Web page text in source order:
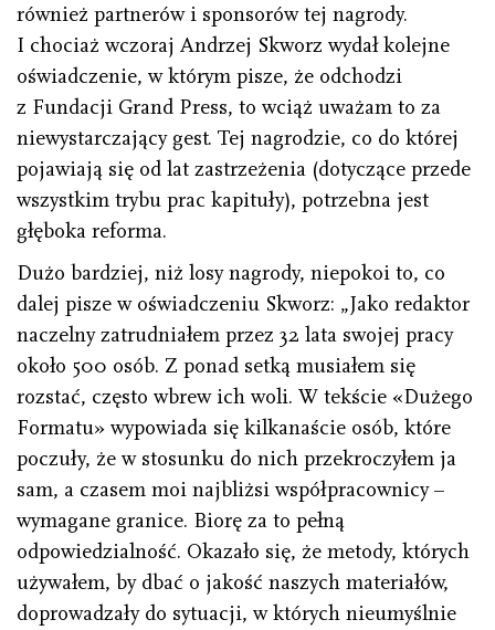
również partnerów i sponsorów tej nagrody.
I chociaż wczoraj Andrzej Skworz wydał kolejne
oświadczenie, w którym pisze, że odchodzi
z Fundacji Grand Press, to wciąż uważam to za
niewystarczający gest. Tej nagrodzie, co do której
pojawiają się od lat zastrzeżenia (dotyczące przede
wszystkim trybu prac kapituły), potrzebna jest
głęboka reforma.
Dużo bardziej, niż losy nagrody, niepokoi to, co
dalej pisze w oświadczeniu Skworz: „Jako redaktor
naczelny zatrudniałem przez 32 lata swojej pracy
około 500 osób. Z ponad setką musiałem się
rozstać, często wbrew ich woli. W tekście «Dużego
Formatu» wypowiada się kilkanaście osób, które
poczuły, że w stosunku do nich przekroczyłem ja
sam, a czasem moi najbliżsi współpracownicy –
wymagane granice. Biorę za to pełną
odpowiedzialność. Okazało się, że metody, których
używałem, by dbać o jakość naszych materiałów,
doprowadzały do sytuacji, w których nieumyślnie